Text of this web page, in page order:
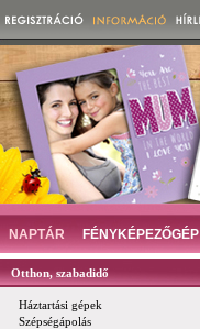
NAPTÁR FÉNYKÉPEZŐGÉP
Otthon, szabadidő
Háztartási gépek
Szépségápolás